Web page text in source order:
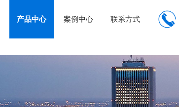
产品中心 案例中心 联系方式